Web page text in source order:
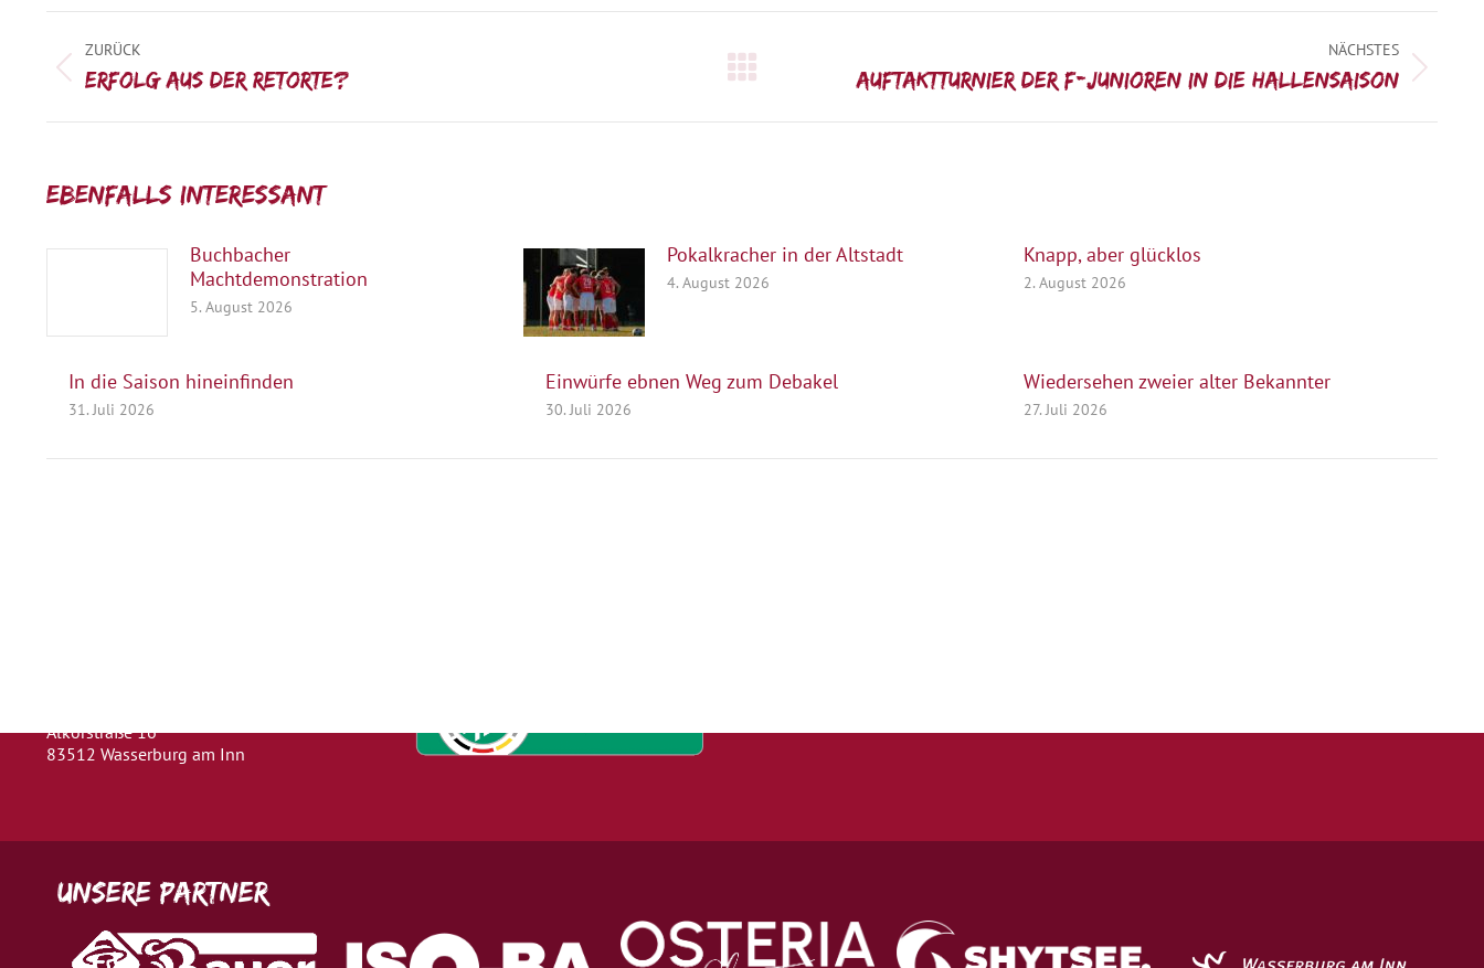
ZURÜCK
Vorheriger
Erfolg aus der Retorte?
NÄCHSTES
NächsterAuftaktturnier der F-Junioren in die Hallensaison
Ebenfalls interessant:
Buchbacher
Machtdemonstration
5. August 2026
Pokalkracher in der Altstadt
4. August 2026
Knapp, aber glücklos
2. August 2026
In die Saison hineinfinden
31. Juli 2026
Einwürfe ebnen Weg zum Debakel
30. Juli 2026
Wiedersehen zweier alter Bekannter
27. Juli 2026
Alkorstraße 16
83512 Wasserburg am Inn
Unsere Partner